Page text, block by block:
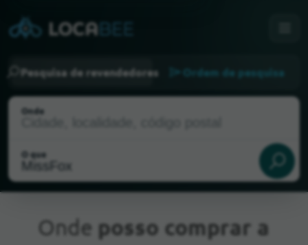
Pesquisa de revendedores Ordem de pesquisa
Onde
O que
Onde posso comprar a